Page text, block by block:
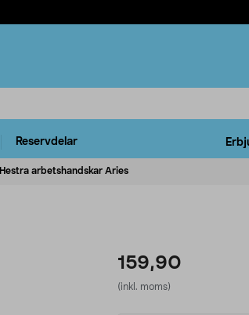
Reservdelar
Hestra arbetshandskar Aries
159,90
(inkl. moms)